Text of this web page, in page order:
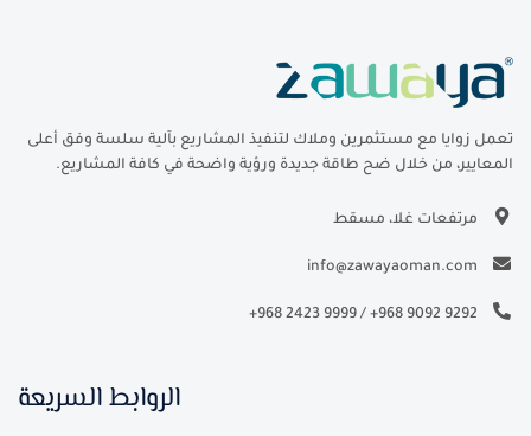
تعمل زوايا مع مستثمرين وملاك لتنفيذ المشاريع بآلية سلسة وفق أعلى
المعايير، من خلال ضح طاقة جديدة ورؤية واضحة في كافة المشاريع.
مرتفعات غلا، مسقط
info@zawayaoman.com
+968 2423 9999 / +968 9092 9292
الروابط السريعة